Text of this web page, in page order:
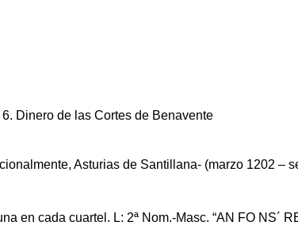
Asturias de Santillana- (marzo 1202 –
en cada cuartel. L: 2ª Nom.-Masc. “AN FO NS´